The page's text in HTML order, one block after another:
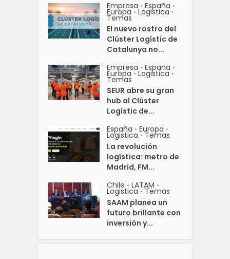
Empresa • España •
Europa • Logistica •
Temas
El nuevo rostro del
Clúster Logístic de
Catalunya no...
Empresa • España •
Europa • Logistica •
Temas
SEUR abre su gran
hub al Clúster
Logístic de...
España • Europa •
Logistica • Temas
La revolución
logística: metro de
Madrid, FM...
Chile • LATAM •
Logistica • Temas
SAAM planea un
futuro brillante con
inversión y...